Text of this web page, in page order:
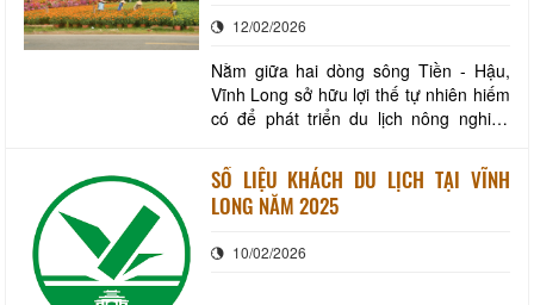
kiểng, cây cảnh tạo nên
12/02/2026
Nằm giữa hai dòng sông Tiền - Hậu,
Vĩnh Long sở hữu lợi thế tự nhiên hiếm
có để phát triển du lịch nông nghiệp
vựa trái cây trù phú của miền Tây, nơi
đây còn lưu giữ một nhịp sống làng quê
nguyên bản, hài hòa giữa con người và
SỐ LIỆU KHÁCH DU LỊCH TẠI VĨNH
LONG NĂM 2025
10/02/2026